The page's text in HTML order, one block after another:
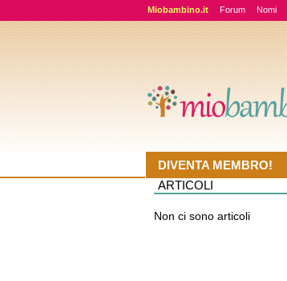
Miobambino.it Forum Nomi
ARTICOLI
Non ci sono articoli
DIVENTA MEMBRO!